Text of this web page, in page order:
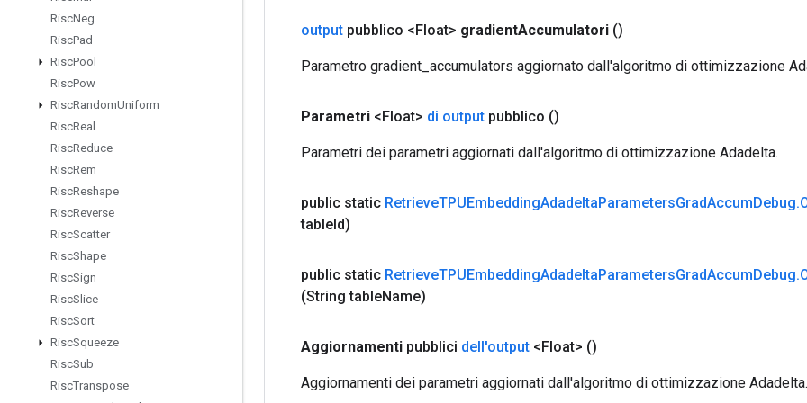
RiscNeg
RiscPad
RiscPool
RiscPow
RiscRandomUniform
RiscReal
RiscReduce
RiscRem
RiscReshape
RiscReverse
RiscScatter
RiscShape
RiscSign
RiscSlice
RiscSort
RiscSqueeze
RiscSub
RiscTranspose
output pubblico <Float> gradientAccumulatori ()
Parametro gradient_accumulators aggiornato dall'algoritmo di ottimizzazione
Parametri <Float> di output pubblico ()
Parametri dei parametri aggiornati dall'algoritmo di ottimizzazione Adadelta.
public static RetrieveTPUEmbeddingAdadeltaParametersGradAccumDebug.
tableId)
public static RetrieveTPUEmbeddingAdadeltaParametersGradAccumDebug.
(String tableName)
Aggiornamenti pubblici dell'output <Float> ()
Aggiornamenti dei parametri aggiornati dall'algoritmo di ottimizzazione Adadelta.